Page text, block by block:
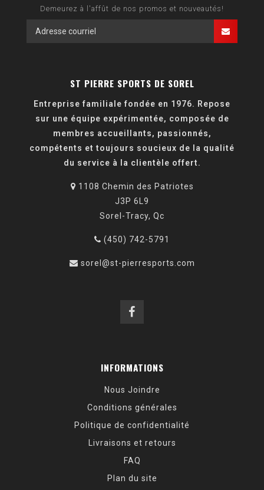
Demeurez à l'affût de nos promos et nouveautés!
ST PIERRE SPORTS DE SOREL
Entreprise familiale fondée en 1976. Repose
sur une équipe expérimentée, composée de
membres accueillants, passionnés,
compétents et toujours soucieux de la qualité
du service à la clientèle offert.
1108 Chemin des Patriotes
J3P 6L9
Sorel-Tracy, Qc
(450) 742-5791
sorel@st-pierresports.com
INFORMATIONS
Nous Joindre
Conditions générales
Politique de confidentialité
Livraisons et retours
FAQ
Plan du site